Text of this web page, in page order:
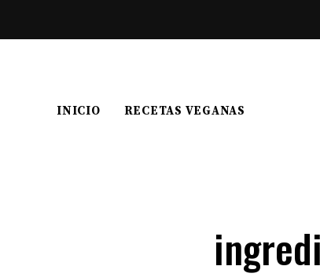
INICIO RECETAS VEGANAS